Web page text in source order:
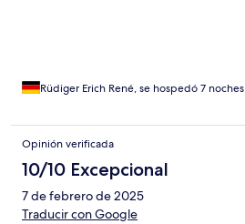
Rüdiger Erich René, se hospedó 7 noches
Opinión verificada
10/10 Excepcional
7 de febrero de 2025
Traducir con Google